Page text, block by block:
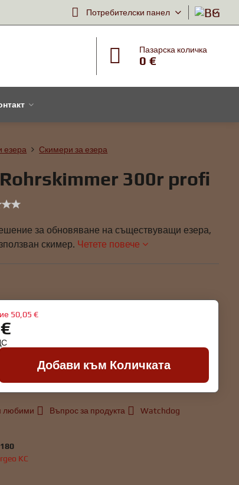
Потребителски панел
Пазарска количка
0 €
езера Скимери за езера
300r profi
за обновяване на съществуващи езера,
скимер. Четете повече
50,05 €
Добави към Количката
любими Въпрос за продукта
Watchdog
KC